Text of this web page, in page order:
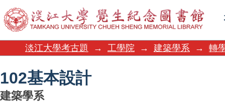
102基本設計
淡江大學考古題 → 工學院 → 建築學系 → 轉
102基本設計
建築學系